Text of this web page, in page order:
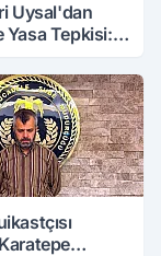
Uysal'dan
Yasa Tepkisi: